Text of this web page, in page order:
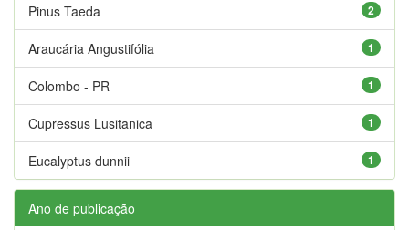
2
Pinus Taeda
1
Araucária Angustifólia
1
Colombo - PR
1
Cupressus Lusitanica
1
Eucalyptus dunnii
Ano de publicação